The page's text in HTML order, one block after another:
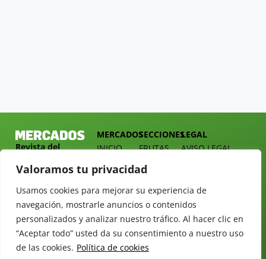
Valoramos tu privacidad
Usamos cookies para mejorar su experiencia de
navegación, mostrarle anuncios o contenidos
personalizados y analizar nuestro tráfico. Al hacer clic en
“Aceptar todo” usted da su consentimiento a nuestro uso
de las cookies. Política de cookies
Revista del
Hortofrutícola
C/
Presidente
Cárdenas nº
10.
41013
MERCADOS
INICIO
QUIÉNES
SOMOS
DOSSIER
TARIFAS
REVISTAS
NEWSLETTER
SUSCRIPCIÓN
SECCIONES
FRUTAS
HORTALIZAS
MERCADOS
ALIMENTACIÓN
OPINIÓN
30
LEGAL
AVISO LEGAL